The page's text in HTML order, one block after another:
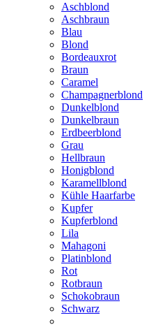
Aschblond
Aschbraun
Blau
Blond
Bordeauxrot
Braun
Caramel
Champagnerblond
Dunkelblond
Dunkelbraun
Erdbeerblond
Grau
Hellbraun
Honigblond
Karamellblond
Kühle Haarfarbe
Kupfer
Kupferblond
Lila
Mahagoni
Platinblond
Rot
Rotbraun
Schokobraun
Schwarz